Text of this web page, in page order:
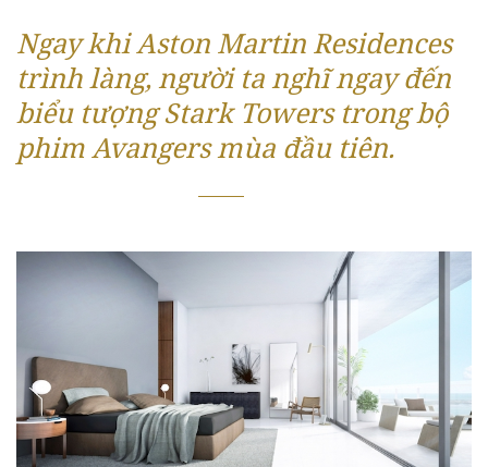
Ngay khi Aston Martin Residences
trình làng, người ta nghĩ ngay đến
biểu tượng Stark Towers trong bộ
phim Avangers mùa đầu tiên.